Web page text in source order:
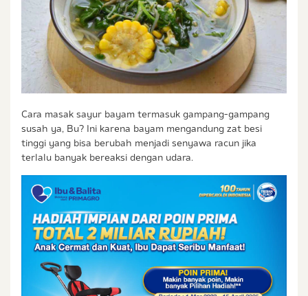
Status / Kondisi Ibu Saat Ini
Tidak Hamil dan Memiliki Anak
Sedang Hamil
Sedang Hamil dan Memiliki Anak
Saya setuju dengan syarat dan ketentuan
kebijakan privasiIbu & Balita
Saya setuju dan bersedia menerima informasi dari
Ibu & Balita, Frisian Flag Indonesia, dan partner Ibu
Cara masak sayur bayam termasuk gampang-gampang
susah ya, Bu? Ini karena bayam mengandung zat besi
tinggi yang bisa berubah menjadi senyawa racun jika
terlalu banyak bereaksi dengan udara.